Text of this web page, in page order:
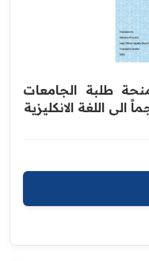
طلبة الجامعات
الى اللغة الانكليزية